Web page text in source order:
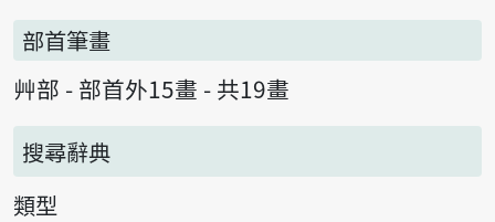
部首筆畫
艸部 - 部首外15畫 - 共19畫
搜尋辭典
類型